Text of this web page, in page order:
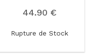
44.90 €
Rupture de Stock